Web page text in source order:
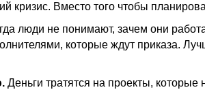
кризис. Вместо того чтобы
люди не понимают, зачем они
которые ждут приказа.
Деньги тратятся на проекты, которые